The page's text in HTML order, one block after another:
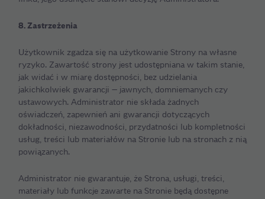
8. Zastrzeżenia
Użytkownik zgadza się na użytkowanie Strony na własne
ryzyko. Zawartość strony jest udostępniana w takim stanie,
jak widać i w miarę dostępności, bez udzielania
jakichkolwiek gwarancji — jawnych, domniemanych czy
ustawowych. Administrator nie składa żadnych
oświadczeń, zapewnień ani gwarancji dotyczących
dokładności, niezawodności, przydatności lub kompletności
usług, treści lub materiałów na Stronie lub na stronach z nią
powiązanych.
Administrator nie gwarantuje, że Strona, usługi, treści,
materiały lub funkcje zawarte na Stronie będą dostępne